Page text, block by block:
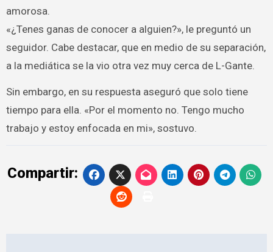
amorosa.
«¿Tenes ganas de conocer a alguien?», le preguntó un
seguidor. Cabe destacar, que en medio de su separación,
a la mediática se la vio otra vez muy cerca de L-Gante.
Sin embargo, en su respuesta aseguró que solo tiene
tiempo para ella. «Por el momento no. Tengo mucho
trabajo y estoy enfocada en mi», sostuvo.
Compartir: